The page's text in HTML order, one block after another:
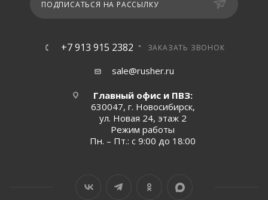
ПОДПИСАТЬСЯ НА РАССЫЛКУ
+7 913 915 2382 ЗАКАЗАТЬ ЗВОНОК
sale@rusher.ru
Главный офис и ПВЗ:
630047, г. Новосибирск,
ул. Новая 24, этаж 2
Режим работы
Пн. – Пт.: с 9:00 до 18:00